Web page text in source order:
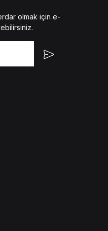
olmak için e-